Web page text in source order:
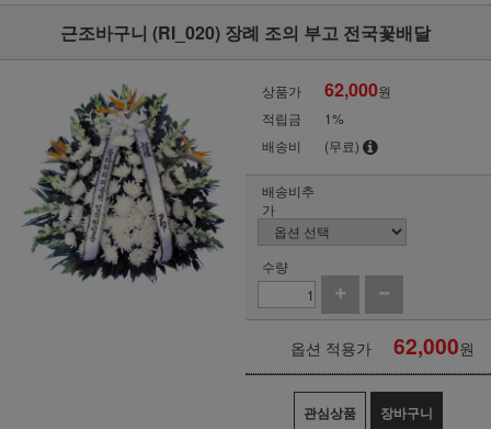
근조바구니 (RI_020) 장례 조의 부고 전국꽃배달
상품가 62,000원
적립금
1%
배송비
(무료)
배송비추
가
수량
옵션 적용가 62,000원
관심상품 장바구니